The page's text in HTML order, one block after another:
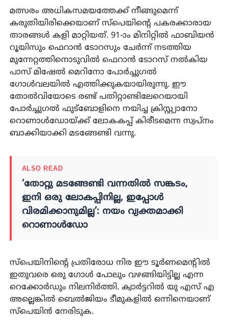
മത്സരം അധികസമയത്തേക്ക് നീങ്ങുമെന്ന്
കരുതിയിരിക്കെയാണ് സ്പെയിന്റെ പകരക്കാരായ
താരങ്ങൾ കളി മാറ്റിയത്. 91-ാം മിനിറ്റിൽ ഫാബിയൻ
റൂയിസും ഫെറാൻ ടോറസും ചേർന്ന് നടത്തിയ
മുന്നേറ്റത്തിനൊടുവിൽ ഫെറാൻ ടോറസ് നൽകിയ
പാസ് മിഷേൽ മെറിനോ പോർച്ചുഗൽ
ഗോൾവലയിൽ എത്തിക്കുകയായിരുന്നു. ഈ
തോൽവിയോടെ രണ്ട് പതിറ്റാണ്ടിലേറെയായി
പോർച്ചുഗൽ ഫുട്ബോളിനെ നയിച്ച ക്രിസ്റ്റ്യാനോ
റൊണാൾഡോയ്ക്ക് ലോകകപ്പ് കിരീടമെന്ന സ്വപ്നം
ബാക്കിയാക്കി മടങ്ങേണ്ടി വന്നു.
ALSO READ
‘തോറ്റു മടങ്ങേണ്ടി വന്നതിൽ സങ്കടം,
ഇനി ഒരു ലോകപ്പിനില്ല, ഇപ്പോൾ
വിരമിക്കാനുമില്ല’: നയം വ്യക്തമാക്കി
റൊണാൾഡോ
സ്പെയിനിന്റെ പ്രതിരോധ നിര ഈ ടൂർണമെന്റിൽ
ഇതുവരെ ഒരു ഗോൾ പോലും വഴങ്ങിയിട്ടില്ല എന്ന
റെക്കോർഡും നിലനിർത്തി. ക്വാർട്ടറിൽ യു എസ് എ
അല്ലെങ്കിൽ ബെൽജിയം ടീമുകളിൽ ഒന്നിനെയാണ്
സ്പെയിൻ നേരിടുക.